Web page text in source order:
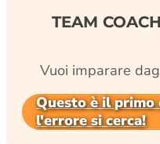
TEAM
Vuoi imparare
Questo è il primo
l'errore si cerca!